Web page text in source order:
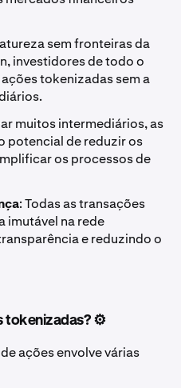
sem fronteiras da
investidores de todo o
tokenizadas sem a
muitos intermediários, as
potencial de reduzir os
os processos de
: Todas as transações
imutável na rede
e reduzindo o
tokenizadas? ⚙️
ações envolve várias